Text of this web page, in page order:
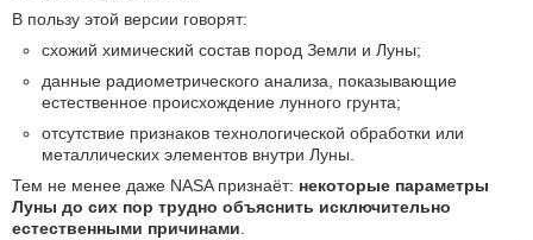
В пользу этой версии говорят:
схожий химический состав пород Земли и Луны;
данные радиометрического анализа, показывающие
естественное происхождение лунного грунта;
отсутствие признаков технологической обработки или
металлических элементов внутри Луны.
Тем не менее даже NASA признаёт: некоторые параметры
Луны до сих пор трудно объяснить исключительно
естественными причинами.